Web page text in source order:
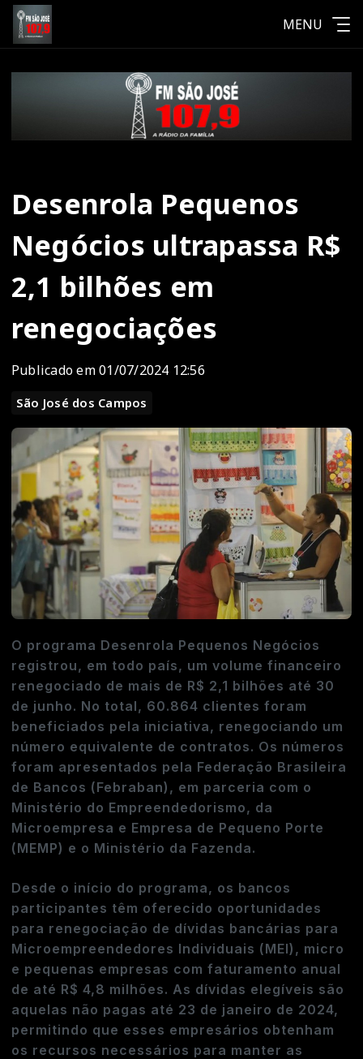
MENU
Desenrola Pequenos
Negócios ultrapassa R$
2,1 bilhões em
renegociações
Publicado em 01/07/2024 12:56
São José dos Campos
O programa Desenrola Pequenos Negócios
registrou, em todo país, um volume financeiro
renegociado de mais de R$ 2,1 bilhões até 30
de junho. No total, 60.864 clientes foram
beneficiados pela iniciativa, renegociando um
número equivalente de contratos. Os números
foram apresentados pela Federação Brasileira
de Bancos (Febraban), em parceria com o
Ministério do Empreendedorismo, da
Microempresa e Empresa de Pequeno Porte
(MEMP) e o Ministério da Fazenda.
Desde o início do programa, os bancos
participantes têm oferecido oportunidades
para renegociação de dívidas bancárias para
Microempreendedores Individuais (MEI), micro
e pequenas empresas com faturamento anual
de até R$ 4,8 milhões. As dívidas elegíveis são
aquelas não pagas até 23 de janeiro de 2024,
permitindo que esses empresários obtenham
os recursos necessários para manter as